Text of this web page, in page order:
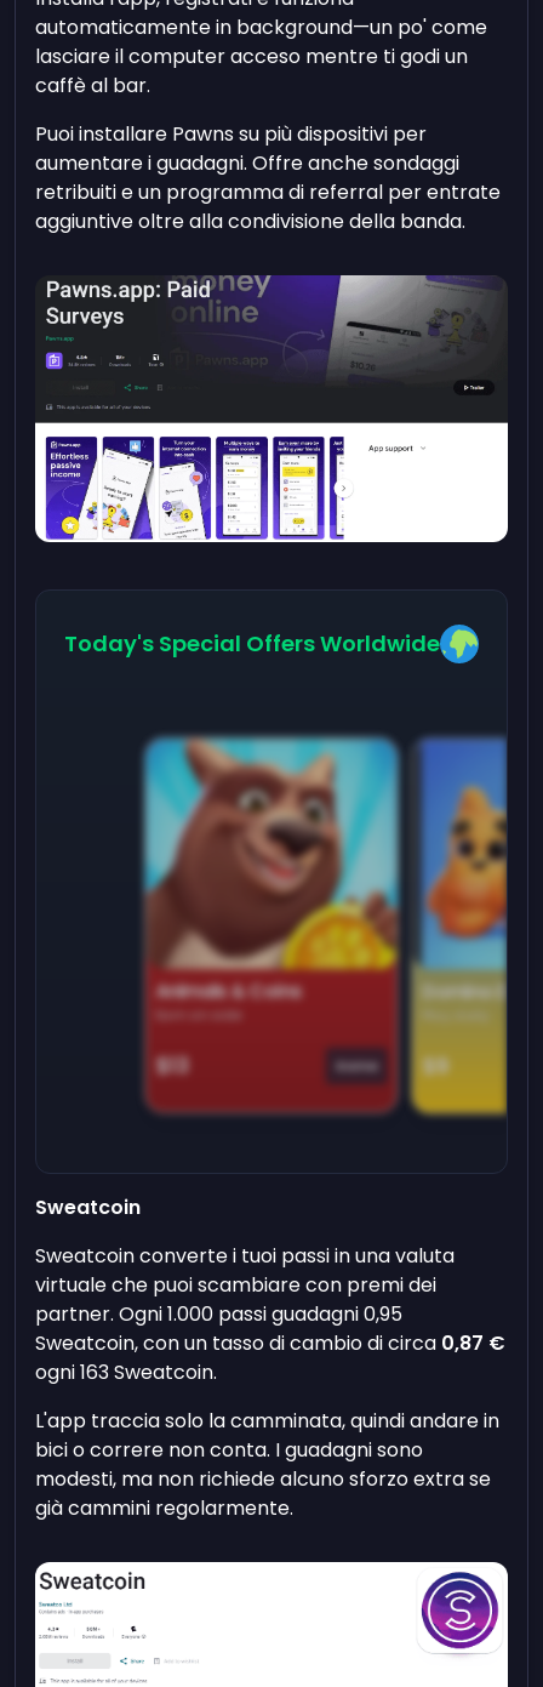
automaticamente in background—un po' come
lasciare il computer acceso mentre ti godi un
caffè al bar.
Puoi installare Pawns su più dispositivi per
aumentare i guadagni. Offre anche sondaggi
retribuiti e un programma di referral per entrate
aggiuntive oltre alla condivisione della banda.
Today's Special Offers Worldwide
Animals & Coins
$13 Game
Domino
$9
Sweatcoin
Sweatcoin converte i tuoi passi in una valuta
virtuale che puoi scambiare con premi dei
partner. Ogni 1.000 passi guadagni 0,95
Sweatcoin, con un tasso di cambio di circa 0,87 €
ogni 163 Sweatcoin.
L'app traccia solo la camminata, quindi andare in
bici o correre non conta. I guadagni sono
modesti, ma non richiede alcuno sforzo extra se
già cammini regolarmente.